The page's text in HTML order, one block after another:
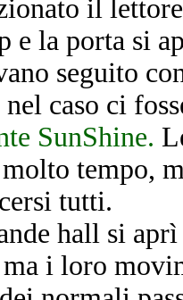
il
e la porta si
seguito
caso ci
SunShine.
tempo,
tutti.
hall si
i loro